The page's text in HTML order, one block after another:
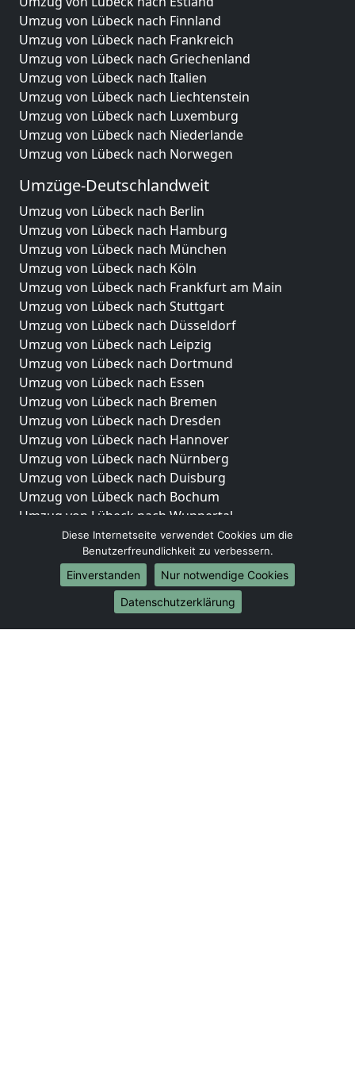
Umzug von Lübeck nach Finnland
Umzug von Lübeck nach Frankreich
Umzug von Lübeck nach Griechenland
Umzug von Lübeck nach Italien
Umzug von Lübeck nach Liechtenstein
Umzug von Lübeck nach Luxemburg
Umzug von Lübeck nach Niederlande
Umzug von Lübeck nach Norwegen
Umzüge-Deutschlandweit
Umzug von Lübeck nach Berlin
Umzug von Lübeck nach Hamburg
Umzug von Lübeck nach München
Umzug von Lübeck nach Köln
Umzug von Lübeck nach Frankfurt am Main
Umzug von Lübeck nach Stuttgart
Umzug von Lübeck nach Düsseldorf
Umzug von Lübeck nach Leipzig
Umzug von Lübeck nach Dortmund
Umzug von Lübeck nach Essen
Umzug von Lübeck nach Bremen
Umzug von Lübeck nach Dresden
Umzug von Lübeck nach Hannover
Umzug von Lübeck nach Nürnberg
Umzug von Lübeck nach Duisburg
Umzug von Lübeck nach Bochum
Umzug von Lübeck nach Wuppertal
Umzug von Lübeck nach Bielefeld
Umzug von Lübeck nach Bonn
Umzug von Lübeck nach Münster
Internationale-Umzüge
Umzug von Lübeck nach Brasilien
Diese Internetseite verwendet Cookies um die
Benutzerfreundlichkeit zu verbessern.
Einverstanden
Nur notwendige Cookies
Datenschutzerklärung